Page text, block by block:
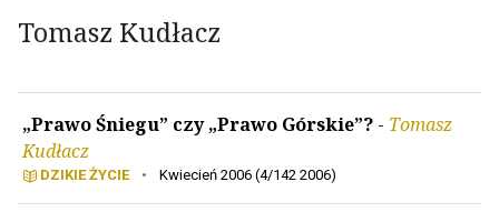
Tomasz Kudłacz
„Prawo Śniegu” czy „Prawo Górskie”? - Tomasz
Kudłacz
DZIKIE ŻYCIE • Kwiecień 2006 (4/142 2006)